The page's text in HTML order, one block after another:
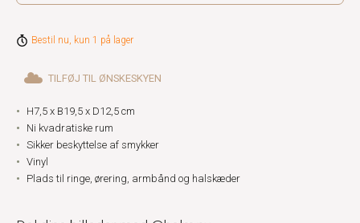
Bestil nu, kun 1 på lager
TILFØJ TIL ØNSKESKYEN
H7,5 x B19,5 x D12,5 cm
Ni kvadratiske rum
Sikker beskyttelse af smykker
Vinyl
Plads til ringe, ørering, armbånd og halskæder